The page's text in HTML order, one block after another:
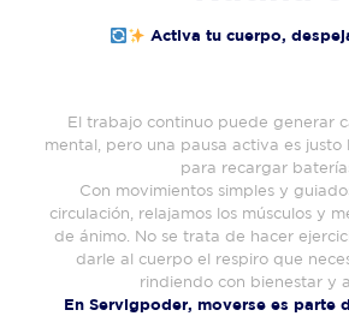
Activa tu cuerpo,
El trabajo continuo puede generar
mental, pero una pausa activa es justo
para recargar
Con movimientos simples y
circulación, relajamos los músculos y
de ánimo. No se trata de hacer
darle al cuerpo el respiro que
rindiendo con bienestar y
En Servigpoder, moverse es parte